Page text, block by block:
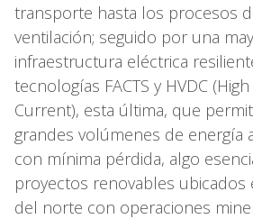
transporte hasta los procesos
ventilación; seguido por una
infraestructura eléctrica
tecnologías FACTS y HVDC
Current), esta última, que
grandes volúmenes de energía
con mínima pérdida, algo
proyectos renovables ubicados
del norte con operaciones